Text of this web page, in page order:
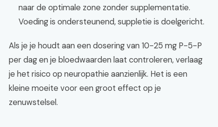
naar de optimale zone zonder supplementatie.
Voeding is ondersteunend, suppletie is doelgericht.
Als je je houdt aan een dosering van 10-25 mg P-5-P
per dag en je bloedwaarden laat controleren, verlaag
je het risico op neuropathie aanzienlijk. Het is een
kleine moeite voor een groot effect op je
zenuwstelsel.